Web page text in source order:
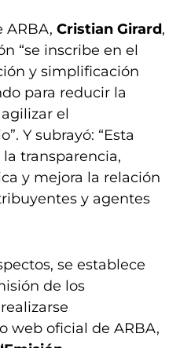
ARBA, Cristian Girard,
“se inscribe en el
y simplificación
para reducir la
el
Y subrayó: “Esta
transparencia,
y mejora la relación
y agentes
se establece
de los
web oficial de ARBA,